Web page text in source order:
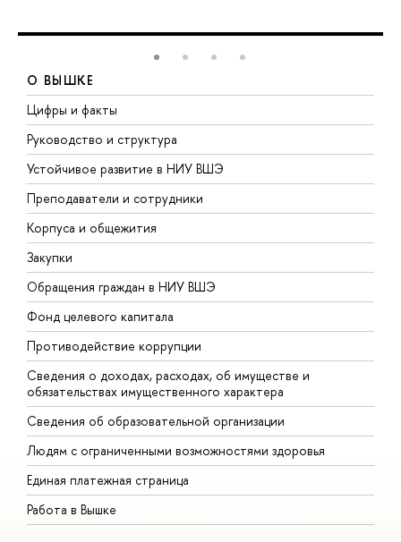
О ВЫШКЕ
Цифры и факты
Руководство и структура
Устойчивое развитие в НИУ ВШЭ
Преподаватели и сотрудники
Корпуса и общежития
Закупки
Обращения граждан в НИУ ВШЭ
Фонд целевого капитала
Противодействие коррупции
Сведения о доходах, расходах, об имуществе и
обязательствах имущественного характера
Сведения об образовательной организации
Людям с ограниченными возможностями здоровья
Единая платежная страница
Работа в Вышке